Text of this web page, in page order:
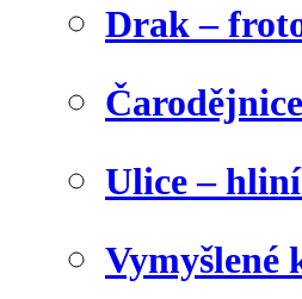
Drak –
Ulice –
Vymyšlené